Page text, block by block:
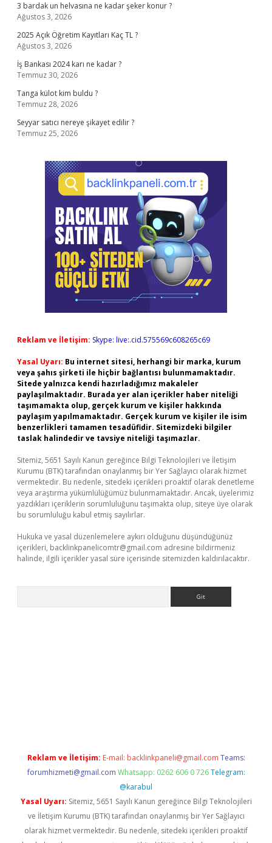
3 bardak un helvasına ne kadar şeker konur ?
Ağustos 3, 2026
2025 Açık Öğretim Kayıtları Kaç TL ?
Ağustos 3, 2026
İş Bankası 2024 karı ne kadar ?
Temmuz 30, 2026
Tanga külot kim buldu ?
Temmuz 28, 2026
Seyyar satıcı nereye şikayet edilir ?
Temmuz 25, 2026
Reklam ve İletişim: Skype: live:.cid.575569c608265c69
Yasal Uyarı: Bu internet sitesi, herhangi bir marka, kurum
veya şahıs şirketi ile hiçbir bağlantısı bulunmamaktadır.
Sitede yalnızca kendi hazırladığımız makaleler
paylaşılmaktadır. Burada yer alan içerikler haber niteliği
taşımamakta olup, gerçek kurum ve kişiler hakkında
paylaşım yapılmamaktadır. Gerçek kurum ve kişiler ile isim
benzerlikleri tamamen tesadüfidir. Sitemizdeki bilgiler
taslak halindedir ve tavsiye niteliği taşımazlar.
Sitemiz, 5651 Sayılı Kanun gereğince Bilgi Teknolojileri ve İletişim
Kurumu (BTK) tarafından onaylanmış bir Yer Sağlayıcı olarak hizmet
vermektedir. Bu nedenle, sitedeki içerikleri proaktif olarak denetleme
veya araştırma yükümlülüğümüz bulunmamaktadır. Ancak, üyelerimiz
yazdıkları içeriklerin sorumluluğunu taşımakta olup, siteye üye olarak
bu sorumluluğu kabul etmiş sayılırlar.
Hukuka ve yasal düzenlemelere aykırı olduğunu düşündüğünüz
içerikleri, backlinkpanelicomtr@gmail.com adresine bildirmeniz
halinde, ilgili içerikler yasal süre içerisinde sitemizden kaldırılacaktır.
Reklam ve İletişim: E-mail: backlinkpaneli@gmail.com Teams:
forumhizmeti@gmail.com Whatsapp: 0262 606 0 726 Telegram:
@karabul
Yasal Uyarı: Sitemiz, 5651 Sayılı Kanun gereğince Bilgi Teknolojileri
ve İletişim Kurumu (BTK) tarafından onaylanmış bir Yer Sağlayıcı
olarak hizmet vermektedir. Bu nedenle, sitedeki içerikleri proaktif